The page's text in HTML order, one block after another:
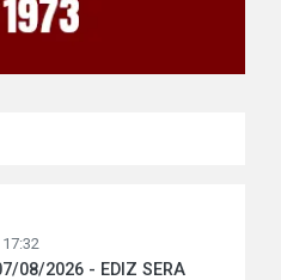
08/2026 - EDIZ SERA